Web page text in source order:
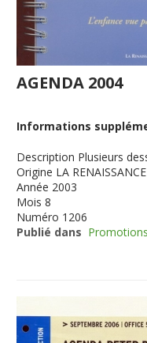
AGENDA 2004
Informations
Description Plusieurs
Origine LA
Année 2003
Mois 8
Numéro 1206
Publié dans